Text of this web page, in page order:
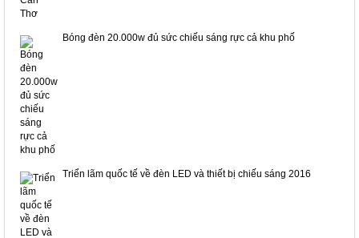
Bóng đèn 20.000w đủ sức chiếu sáng rực cả khu phố
Triển lãm quốc tế về đèn LED và thiết bị chiếu sáng 2016